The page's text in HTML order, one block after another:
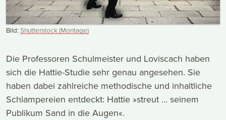
Bild:Shutterstock (Montage)
Die Professoren Schulmeister und Loviscach haben
sich die Hattie-Studie sehr genau angesehen. Sie
haben dabei zahlreiche methodische und inhaltliche
Schlampereien entdeckt: Hattie »streut … seinem
Publikum Sand in die Augen«.